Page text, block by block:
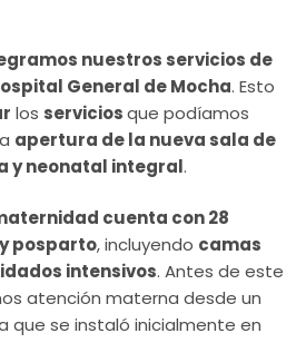
nuestros servicios de
General de Mocha. Esto
los serviciosque podíamos
apertura de la nueva sala de
y neonatal integral.
cuenta con 28
posparto, incluyendo camas
intensivos. Antes de este
atención materna desde un
que se instaló inicialmente en